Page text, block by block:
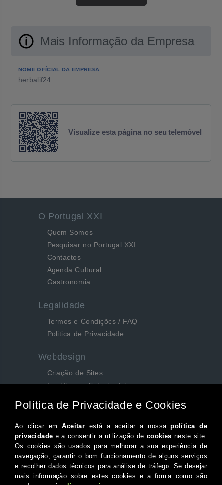
Mais Informação da Empresa
NOME OFÍCIAL DA EMPRESA
herbalif24
Visualize esta página no seu telemóvel
O Portugal XXI
Quem Somos
Pesquisar no Portugal XXI
Contactos
Agenda Cultural
Gastronomia
Legalidade
Termos e Condições / FAQ
Politica de Privacidade
Webdesign
Criação de Sites
Logótipos e Estacionários
Siga-nos aqui...
Facebook
Instagram
Twitter
Canal do Youtube